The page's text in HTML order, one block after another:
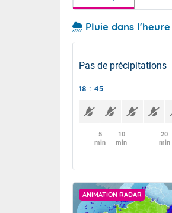
Pluie dans l'heure
Pas de précipitations
18 : 45
5
min
10
min
20
min
ANIMATION RADAR